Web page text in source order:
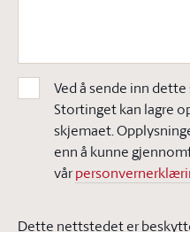
Ved å sende inn
Stortinget kan lagre
skjemaet.
enn å kunne
vår
Dette nettstedet er